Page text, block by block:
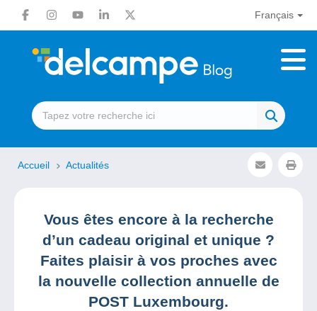
Français
Accueil Actualités
Vous êtes encore à la recherche
d’un cadeau original et unique ?
Faites plaisir à vos proches avec
la nouvelle collection annuelle de
POST Luxembourg.